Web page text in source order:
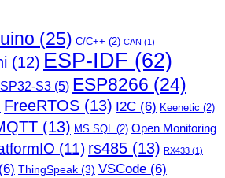
(25) C/C++ (2) CAN (1)
(12) ESP-IDF (62)
S3 (5) ESP8266 (24)
FreeRTOS (13) I2C (6) Keenetic (2)
(13) MS SQL (2) Open Monitoring
(11) rs485 (13) RX433 (1)
(6) ThingSpeak (3) VSCode (6)